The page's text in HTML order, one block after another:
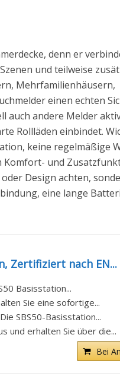
denn er
und teilweise
Mehrfamilienhäusern,
einen echten
auch andere Melder
Rollläden einbindet.
keine regelmäßige
und
Design achten,
eine lange
Zertifiziert nach EN...
Basisstation...
Sie eine sofortige...
SBS50-Basisstation...
und erhalten Sie über die...
Bei